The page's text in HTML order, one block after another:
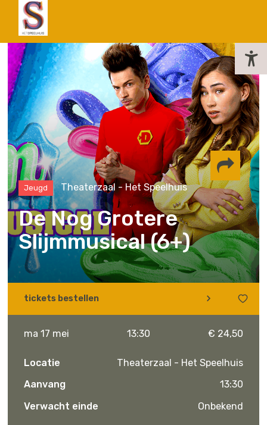
actueel
Jeugd Theaterzaal - Het Speelhuis
De Nog Grotere
Slijmmusical (6+)
Delen via
Facebook Whatsapp Instagram
tickets bestellen
ma 17 mei 13:30 € 24,50
Locatie
Theaterzaal - Het Speelhuis
Aanvang
13:30
Verwacht einde
Onbekend